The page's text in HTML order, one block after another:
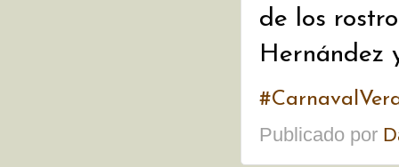
de los
Hernández
Publicado por